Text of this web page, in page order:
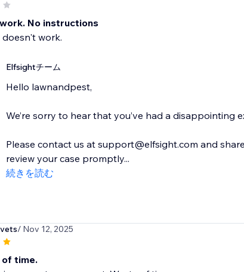
No instructions
work.
Elfsightチーム
Hello lawnandpest,
We’re sorry to hear that you’ve had a disappointing
Please contact us at support@elfsight.com and
review your case promptly...
続きを読む
/ Nov 12, 2025
time.